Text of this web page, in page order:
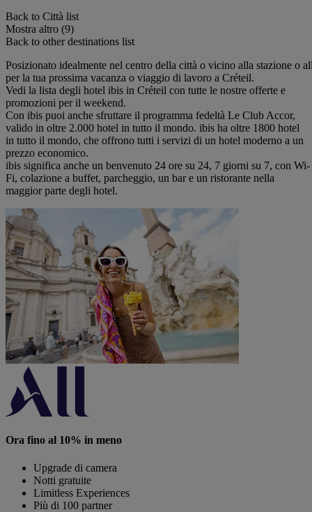
Back to Città list
Mostra altro (9)
Back to other destinations list
Posizionato idealmente nel centro della città o vicino alla stazione o
per la tua prossima vacanza o viaggio di lavoro a Créteil.
Vedi la lista degli hotel ibis in Créteil con tutte le nostre offerte e
promozioni per il weekend.
Con ibis puoi anche sfruttare il programma fedeltà Le Club Accor,
valido in oltre 2.000 hotel in tutto il mondo. ibis ha oltre 1800 hotel
in tutto il mondo, che offrono tutti i servizi di un hotel moderno a un
prezzo economico.
ibis significa anche un benvenuto 24 ore su 24, 7 giorni su 7, con Wi-
Fi, colazione a buffet, parcheggio, un bar e un ristorante nella
maggior parte degli hotel.
Ora fino al 10% in meno
Upgrade di camera
Notti gratuite
Limitless Experiences
Più di 100 partner